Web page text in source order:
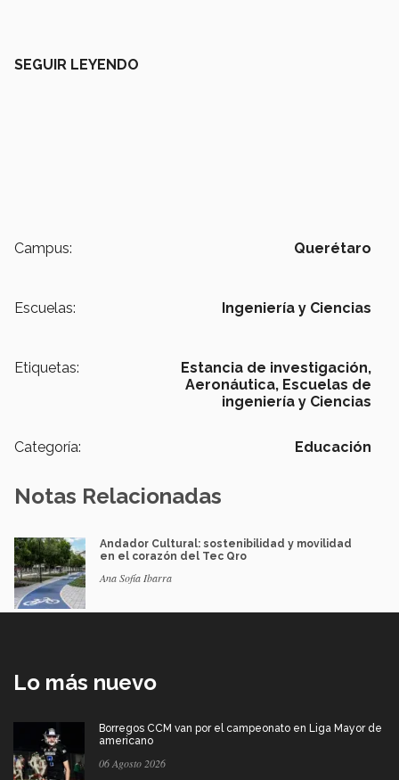
SEGUIR LEYENDO
Campus: Querétaro
Escuelas: Ingeniería y Ciencias
Etiquetas:
Estancia de investigación,
Aeronáutica, Escuelas de
ingeniería y Ciencias
Categoría: Educación
Notas Relacionadas
Andador Cultural: sostenibilidad y movilidad
en el corazón del Tec Qro
Ana Sofía Ibarra
Lo más nuevo
Borregos CCM van por el campeonato en Liga Mayor de
americano
06 Agosto 2026